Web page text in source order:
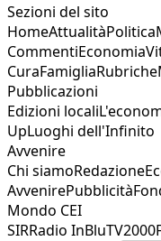
Sezioni del sito
HomeAttualitàPolitica
CommentiEconomia
CuraFamigliaRubriche
Pubblicazioni
Edizioni locali
UpLuoghi dell'Infinito
Avvenire
Chi siamoRedazione
AvvenirePubblicità
Mondo CEI
SIRRadio InBluTV2000